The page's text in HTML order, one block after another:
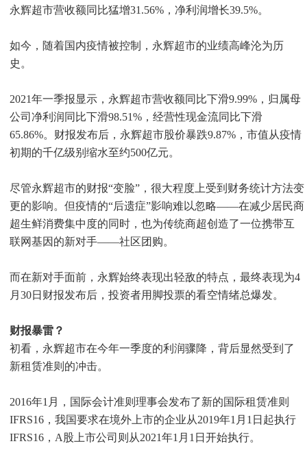
永辉超市营收额同比猛增31.56%，净利润增长39.5%。
如今，随着国内疫情被控制，永辉超市的业绩高峰沦为历
史。
2021年一季报显示，永辉超市营收额同比下滑9.99%，归属母
公司净利润同比下滑98.51%，经营性现金流同比下滑
65.86%。财报发布后，永辉超市股价暴跌9.87%，市值从疫情
初期的千亿级别缩水至约500亿元。
尽管永辉超市的财报“变脸”，很大程度上受到财务统计方法变
更的影响。但疫情的“后遗症”影响难以忽略——在减少居民商
超生鲜消费集中度的同时，也为传统商超创造了一位携带互
联网基因的新对手——社区团购。
而在新对手面前，永辉始终表现出轻敌的特点，最终表现为4
月30日财报发布后，投资者用脚投票的看空情绪总爆发。
财报暴雷？
初看，永辉超市在今年一季度的利润骤降，背后显然受到了
新租赁准则的冲击。
2016年1月，国际会计准则理事会发布了新的国际租赁准则
IFRS16，我国要求在境外上市的企业从2019年1月1日起执行
IFRS16，A股上市公司则从2021年1月1日开始执行。